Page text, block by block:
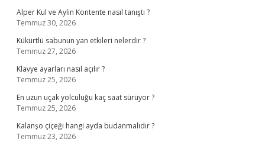
Alper Kul ve Aylin Kontente nasıl tanıştı ?
Temmuz 30, 2026
Kükürtlü sabunun yan etkileri nelerdir ?
Temmuz 27, 2026
Klavye ayarları nasıl açılır ?
Temmuz 25, 2026
En uzun uçak yolculuğu kaç saat sürüyor ?
Temmuz 25, 2026
Kalanşo çiçeği hangi ayda budanmalıdır ?
Temmuz 23, 2026